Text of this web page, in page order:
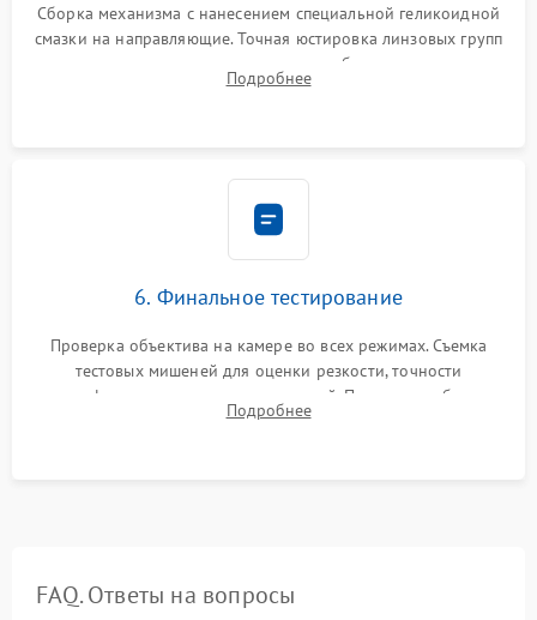
Сборка механизма с нанесением специальной геликоидной
смазки на направляющие. Точная юстировка линзовых групп
программным или механическим способом для устранения
бэк
Подробнее
6. Финальное тестирование
Проверка объектива на камере во всех режимах. Съемка
тестовых мишеней для оценки резкости, точности
автофокуса и отсутствия искажений. Проверка работы
диафрагмы на закрытых значениях и тестирование
Подробнее
FAQ. Ответы на вопросы